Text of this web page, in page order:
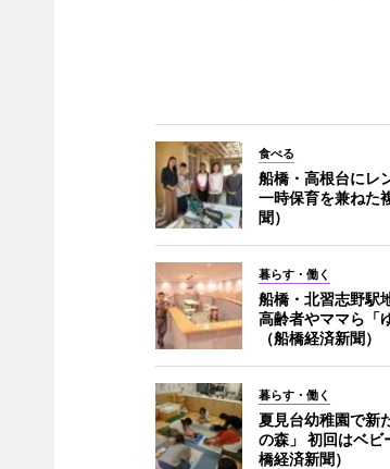
食べる
船橋・高根台にレ
一時保育を兼ねた
聞）
暮らす・働く
船橋・北習志野駅
高齢者やママら「
（船橋経済新聞）
暮らす・働く
夏見台幼稚園で新
の森」 初回はベビ
橋経済新聞）